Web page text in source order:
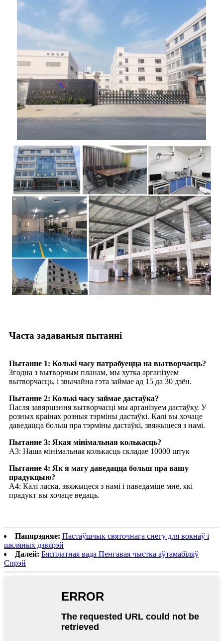
Часта задаваныя пытанні
Пытанне 1: Колькі часу патрабуецца на вытворчасць?
Згодна з вытворчым планам, мы хутка арганізуем
вытворчасць, і звычайна гэта займае ад 15 да 30 дзён.
Пытанне 2: Колькі часу займае дастаўка?
Пасля завяршэння вытворчасці мы арганізуем дастаўку. У
розных краінах розныя тэрміны дастаўкі. Калі вы хочаце
даведацца больш пра тэрміны дастаўкі, звяжыцеся з намі.
Пытанне 3: Якая мінімальная колькасць?
A3: Наша мінімальная колькасць складае 10000 штук
Пытанне 4: Як я магу даведацца больш пра вашу
прадукцыю?
A4: Калі ласка, звяжыцеся з намі і паведаміце мне, які
прадукт вы хочаце ведаць.
Папярэдняе: Пастаўшчык святочнага снегу для вокнаў і
шкляных дзвярэй
Далей: Бясплатная вада Пенгавая чыстка аўтамабіляў
Спрэй